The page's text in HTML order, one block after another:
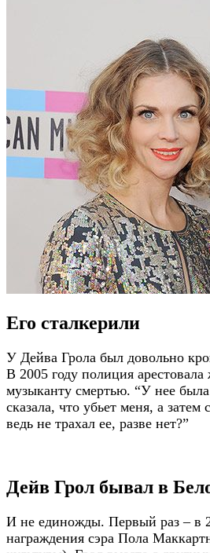
Его сталкерили
У Дейва Грола был довольно
В 2005 году полиция
музыканту смертью. “У нее
сказала, что убьет меня, а
ведь не трахал ее, разве нет?”
Дейв Грол бывал в
И не единожды. Первый раз – в
награждения сэра Пола